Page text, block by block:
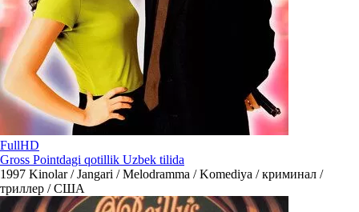
FullHD
Gross Pointdagi qotillik Uzbek tilida
1997 Kinolar / Jangari / Melodramma / Komediya / криминал /
триллер / США